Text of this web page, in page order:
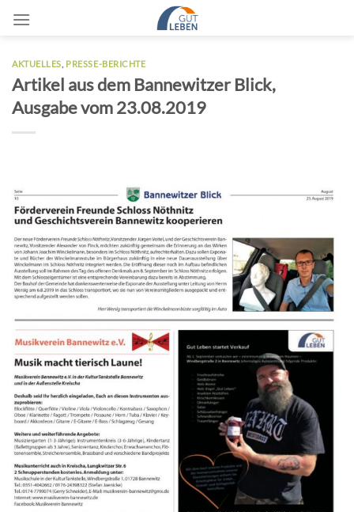
Inhalt
AKTUELLES, PRESSE-BERICHTE
Artikel aus dem Bannewitzer Blick,
Ausgabe vom 23.08.2019